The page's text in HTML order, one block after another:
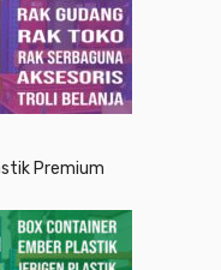
Premium